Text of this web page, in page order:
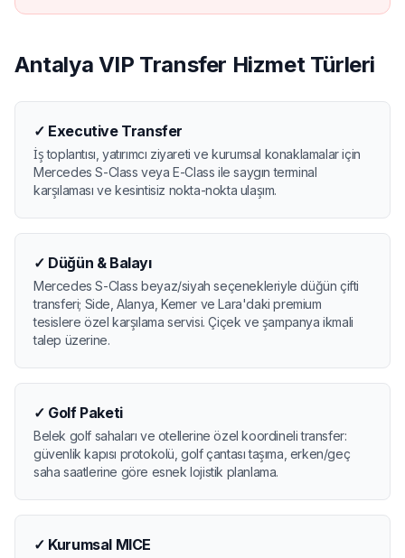
Antalya VIP Transfer Hizmet Türleri
✓ Executive Transfer
İş toplantısı, yatırımcı ziyareti ve kurumsal konaklamalar için
Mercedes S-Class veya E-Class ile saygın terminal
karşılaması ve kesintisiz nokta-nokta ulaşım.
✓ Düğün & Balayı
Mercedes S-Class beyaz/siyah seçenekleriyle düğün çifti
transferi; Side, Alanya, Kemer ve Lara'daki premium
tesislere özel karşılama servisi. Çiçek ve şampanya ikmali
talep üzerine.
✓ Golf Paketi
Belek golf sahaları ve otellerine özel koordineli transfer:
güvenlik kapısı protokolü, golf çantası taşıma, erken/geç
saha saatlerine göre esnek lojistik planlama.
✓ Kurumsal MICE